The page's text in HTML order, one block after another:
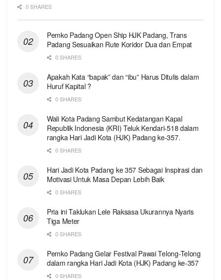
0 SHARES
Pemko Padang Open Ship HJK Padang, Trans
Padang Sesuaikan Rute Koridor Dua dan Empat
0 SHARES
Apakah Kata “bapak” dan “ibu” Harus Ditulis dalam
Huruf Kapital ?
0 SHARES
Wali Kota Padang Sambut Kedatangan Kapal
Republik Indonesia (KRI) Teluk Kendari-518 dalam
rangka Hari Jadi Kota (HJK) Padang ke-357.
0 SHARES
Hari Jadi Kota Padang ke 357 Sebagai Inspirasi dan
Motivasi Untuk Masa Depan Lebih Baik
0 SHARES
Pria ini Taklukan Lele Raksasa Ukurannya Nyaris
Tiga Meter
0 SHARES
Pemko Padang Gelar Festival Pawai Telong-Telong
dalam rangka Hari Jadi Kota (HJK) Padang ke-357
0 SHARES